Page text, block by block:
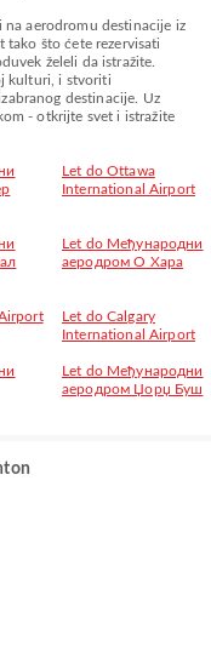
aerodromu destinacije iz
tako što ćete rezervisati
želeli da istražite.
kulturi, i stvoriti
destinacije. Uz
- otkrijte svet i istražite
Let do Ottawa
International Airport
Let do Међународни
аеродром О Хара
Let do Calgary
International Airport
Let do Међународни
аеродром Џорџ Буш